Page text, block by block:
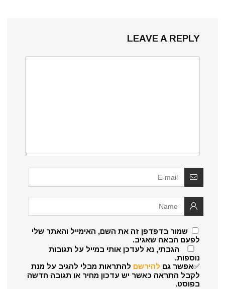
LEAVE A REPLY
שמור בדפדפן זה את השם, האימייל והאתר שלי
לפעם הבאה שאגיב.
הגבתי, נא לעדכן אותי במייל על תגובות
נוספות.
✅אפשר גם להירשם להתראות מבלי להגיב על מנת
לקבל התראה כאשר יש עדכון מחיר או תגובה חדשה
בפוסט.